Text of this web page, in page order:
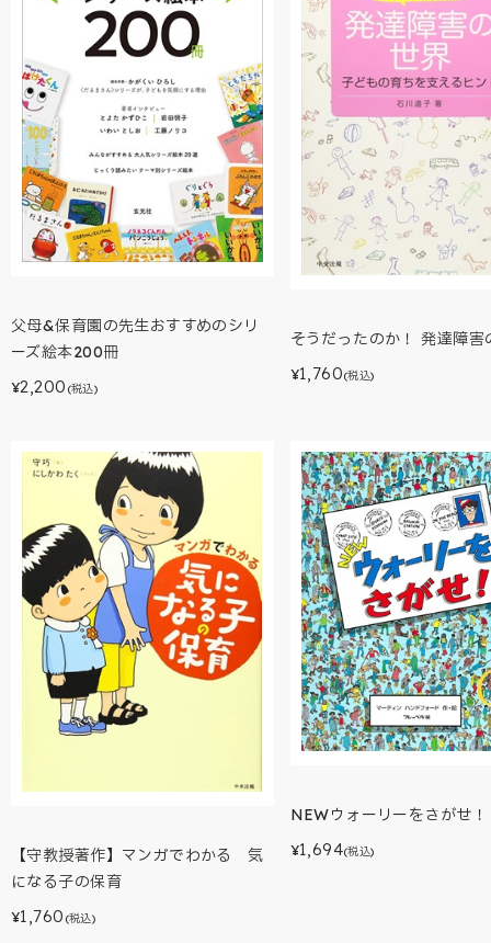
父母&保育園の先生おすすめのシリ
ーズ絵本200冊
¥2,200 (税込)
そうだったのか！ 発達障害
¥1,760(税込)
【守教授著作】マンガでわかる 気
になる子の保育
¥1,760 (税込)
NEWウォーリーをさがせ！
¥1,694(税込)